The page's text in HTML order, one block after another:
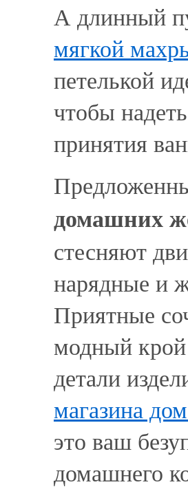
А длинный
мягкой
петелькой
чтобы
принятия
домашних
стесняют
нарядные и
Приятные
модный
детали
магазина
это ваш
домашнего